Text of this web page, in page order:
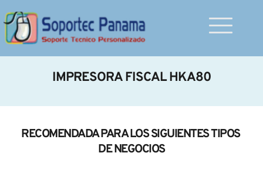
IMPRESORA FISCAL HKA80
RECOMENDADA PARA LOS SIGUIENTES TIPOS
DE NEGOCIOS